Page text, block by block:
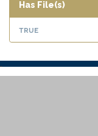
Has File(s)
true